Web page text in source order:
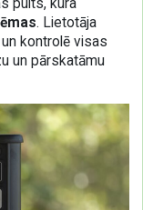
pults, kura
. Lietotāja
kontrolē visas
un pārskatāmu